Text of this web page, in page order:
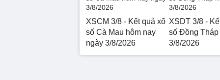
XSCM 3/8 - Kết quả xổ
số Cà Mau hôm nay
ngày 3/8/2026
XSDT 3/8 -
số Đồng Tháp
3/8/2026